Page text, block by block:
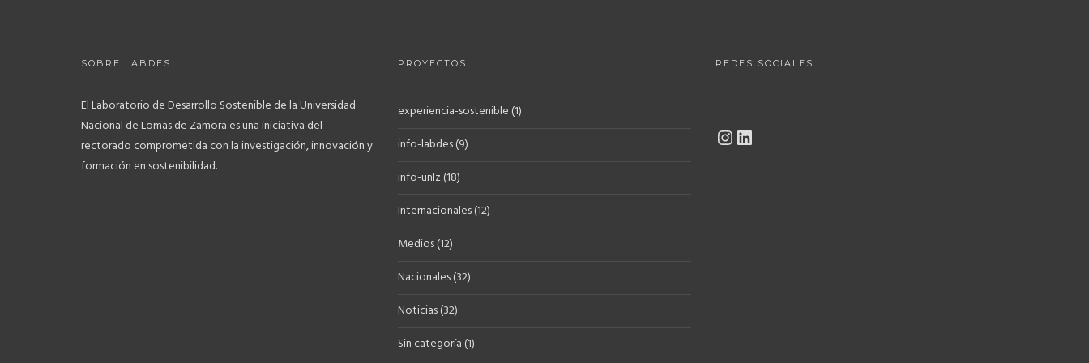
SOBRE LABDES
El Laboratorio de Desarrollo Sostenible de la Universidad
Nacional de Lomas de Zamora es una iniciativa del
rectorado comprometida con la investigación, innovación y
formación en sostenibilidad.
PROYECTOS
experiencia-sostenible (1)
info-labdes(9)
info-unlz(18)
Internacionales(12)
Medios(12)
Nacionales(32)
Noticias(32)
Sin categoría (1)
REDES SOCIALES